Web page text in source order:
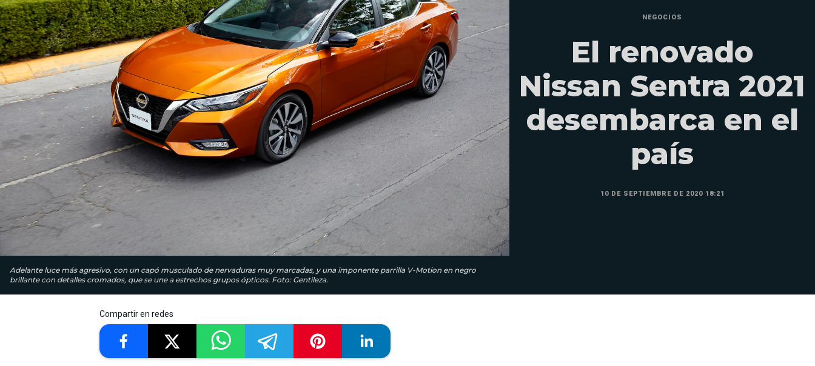
Adelante luce más agresivo, con un capó musculado de nervaduras muy marcadas, y una imponente parrilla V-Motion en negro
brillante con detalles cromados, que se une a estrechos grupos ópticos. Foto: Gentileza.
NEGOCIOS
El renovado
Nissan Sentra 2021
desembarca en el
país
10 DE SEPTIEMBRE DE 2020 18:21
Compartir en redes